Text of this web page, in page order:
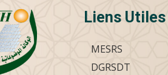
Liens Utiles
MESRS
DGRSDT